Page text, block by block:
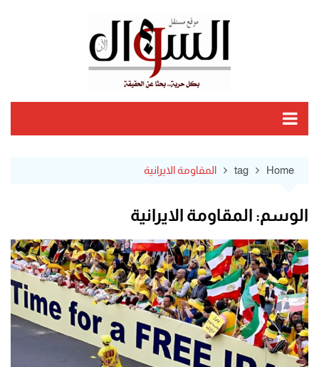
Home
tag المقاومة الايرانية
الوسم: المقاومة الايرانية